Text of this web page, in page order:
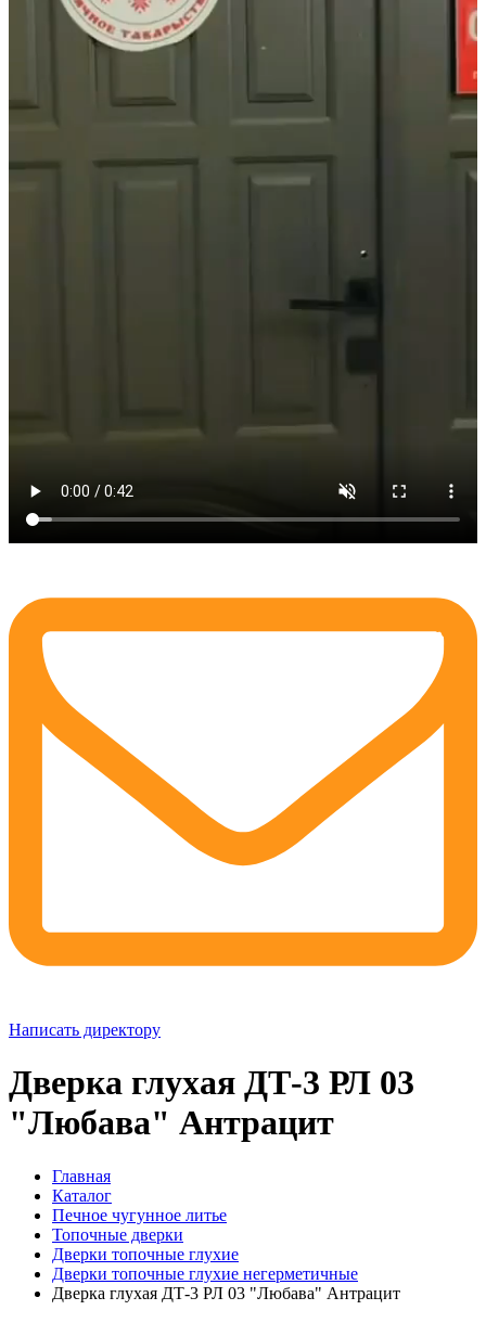
Написать директору
Дверка глухая ДТ-3 РЛ 03
"Любава" Антрацит
Главная
Каталог
Печное чугунное литье
Топочные дверки
Дверки топочные глухие
Дверки топочные глухие негерметичные
Дверка глухая ДТ-3 РЛ 03 "Любава" Антрацит